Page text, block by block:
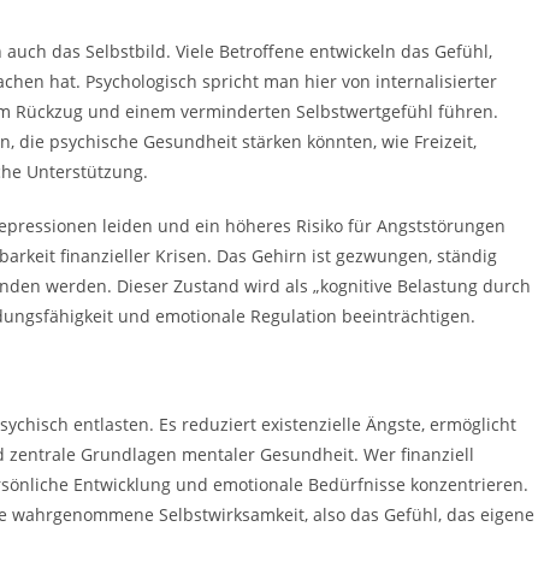
das Selbstbild. Viele Betroffene entwickeln das Gefühl,
hat. Psychologisch spricht man hier von internalisierter
Rückzug und einem verminderten Selbstwertgefühl führen.
die psychische Gesundheit stärken könnten, wie Freizeit,
Unterstützung.
leiden und ein höheres Risiko für Angststörungen
finanzieller Krisen. Das Gehirn ist gezwungen, ständig
werden. Dieser Zustand wird als „kognitive Belastung durch
und emotionale Regulation beeinträchtigen.
entlasten. Es reduziert existenzielle Ängste, ermöglicht
Grundlagen mentaler Gesundheit. Wer finanziell
Entwicklung und emotionale Bedürfnisse konzentrieren.
Selbstwirksamkeit, also das Gefühl, das eigene